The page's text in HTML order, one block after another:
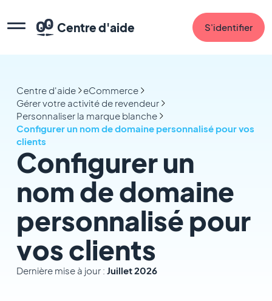
Centre d'aide S'identifier
Centre d'aide
eCommerce
Gérer votre activité de revendeur
Personnaliser la marque blanche
Configurer un nom de domaine personnalisé pour vos
clients
Configurer un
nom de domaine
personnalisé pour
vos clients
Dernière mise à jour : Juillet 2026